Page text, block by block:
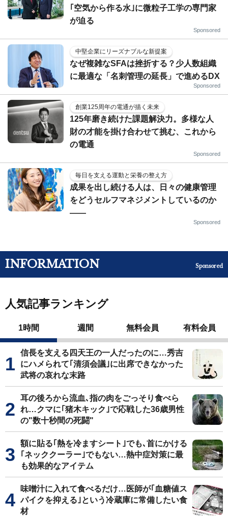
｢空気から作る水｣に微粒子工学の専門家
が迫る
Sponsored
中堅企業にリーズナブルな新提案
なぜ複雑なSFAは挫折する？少人数組織
に最適な「名刺管理の延長」で進めるDX
Sponsored
創業125周年の電通が描く未来
125年磨き続けた課題解決力。多様な人
財の才能を掛け合わせて挑む、これから
の電通
Sponsored
毎日を支える運動と栄養の整え方
成果を出し続ける人は、日々の健康管理
をどうセルフマネジメントしているのか
——
Sponsored
INFORMATION Sponsored
人気記事ランキング
1時間 週間 無料会員 有料会員
信長を支える四天王の一人だったのに…秀吉
にハメられて｢清須会議｣に出席できなかった
武将の哀れな末路
耳の後ろから流血､指の肉をごっそり食べら
れ…クマに｢猪木キック｣で応戦した36歳男性
の"数十秒間の死闘"
額に貼る｢熱を冷ますシート｣でも､首にかける
｢ネッククーラー｣でもない…熱中症対策に最
も効果的なアイテム
味噌汁に入れて食べるだけ…医師が｢血糖値ス
パイクを抑える｣という冷蔵庫に常備したい食
材